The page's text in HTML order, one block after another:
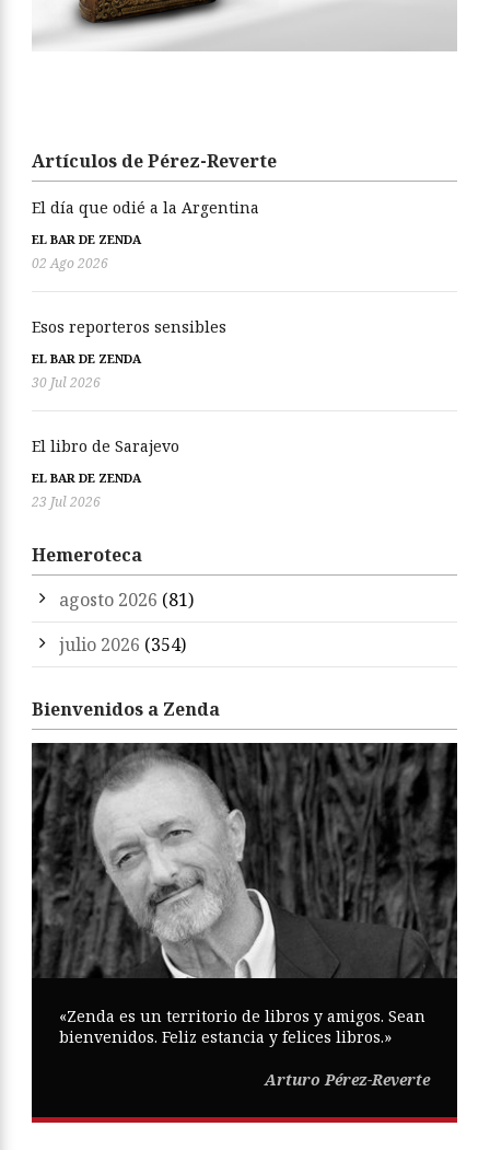
Artículos de Pérez-Reverte
El día que odié a la Argentina
EL BAR DE ZENDA
02 Ago 2026
Esos reporteros sensibles
EL BAR DE ZENDA
30 Jul 2026
El libro de Sarajevo
EL BAR DE ZENDA
23 Jul 2026
Hemeroteca
agosto 2026 (81)
julio 2026 (354)
Bienvenidos a Zenda
«Zenda es un territorio de libros y amigos. Sean
bienvenidos. Feliz estancia y felices libros.»
Arturo Pérez-Reverte